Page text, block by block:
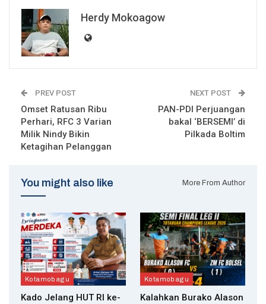
Herdy Mokoagow
PREV POST
Omset Ratusan Ribu
Perhari, RFC 3 Varian
Milik Nindy Bikin
Ketagihan Pelanggan
NEXT POST
PAN-PDI Perjuangan
bakal ‘BERSEMI’ di
Pilkada Boltim
You might also like More From Author
Kotamobagu
Kado Jelang HUT RI ke-
Kotamobagu
Kalahkan Burako Alason